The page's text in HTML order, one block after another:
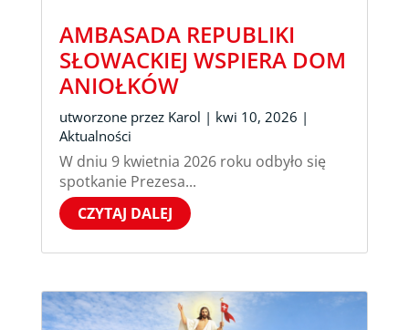
AMBASADA REPUBLIKI
SŁOWACKIEJ WSPIERA DOM
ANIOŁKÓW
utworzone przez Karol | kwi 10, 2026 |
Aktualności
W dniu 9 kwietnia 2026 roku odbyło się
spotkanie Prezesa...
CZYTAJ DALEJ